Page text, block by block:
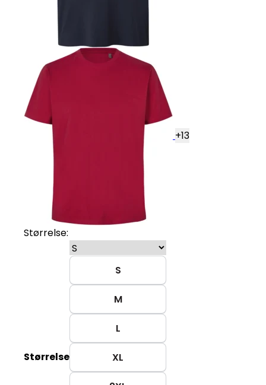
+13
Størrelse:
Størrelse
S
M
L
XL